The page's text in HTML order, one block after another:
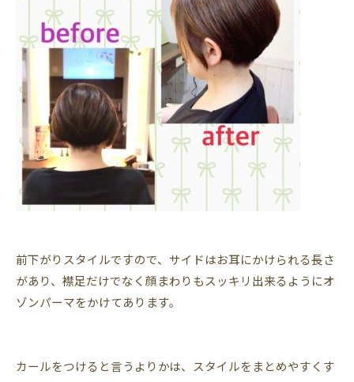
前下がりスタイルですので、サイドはお耳にかけられる長さ
があり、襟足だけでなく顔まわりもスッキリ出来るようにオ
ゾンパーマをかけてあります。
カールをつけると言うよりかは、スタイルをまとめやすくす